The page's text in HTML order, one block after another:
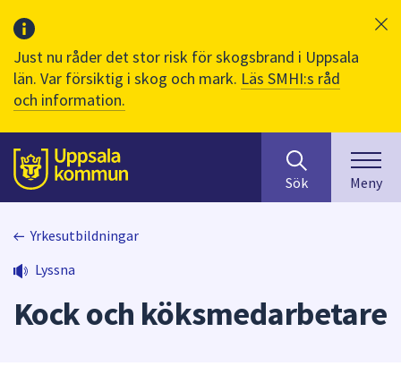
Just nu råder det stor risk för skogsbrand i Uppsala
län. Var försiktig i skog och mark. Läs SMHI:s råd
och information.
Till sidans
huvudinnehåll
efter
innehåll
på
skriva
Sök Meny
Yrkesutbildningar
Lyssna
Kock och köksmedarbetare